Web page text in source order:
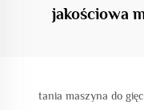
jakościowa
tania maszyna do